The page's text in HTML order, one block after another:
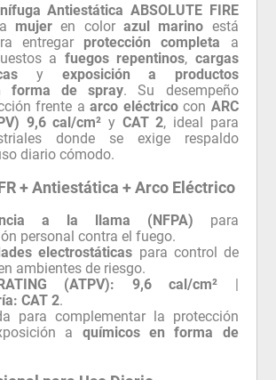
Antiestática ABSOLUTE FIRE
mujer en color azul marino está
entregar protección completa a
a fuegos repentinos, cargas
y exposición a productos
forma de spray. Su desempeño
frente aarco eléctricocon ARC
9,6 cal/cm² y CAT 2, ideal para
donde se exige respaldo
diario cómodo.
+ Antiestática + Arco Eléctrico
a la llama (NFPA) para
personal contra el fuego.
electrostáticas para control de
ambientes de riesgo.
(ATPV):
9,6 cal/cm² |
CAT 2.
para complementar la protección
a químicos en forma de